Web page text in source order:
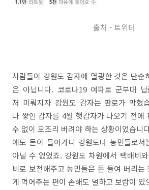
출처 - 트위터
사람들이 강원도 감자에 열광한 것은 단순
은 아닙니다. 코로나19 여파로 군부대
저 미뤄지자 강원도 감자는 판로가 막혔
나 쌓인 감자를 4월 햇감자가 나오기 전에
수 없이 모조리 버려야 하는 상황이었습니
에도 돈이 들어가니 강원도나 농민들로서
아닐 수 없었죠. 강원도 차원에서 택배비
비로 보전해주고 농민들은 돈 들여 버리는
게 먹어주는 편이 손해도 덜하고 보람이 있